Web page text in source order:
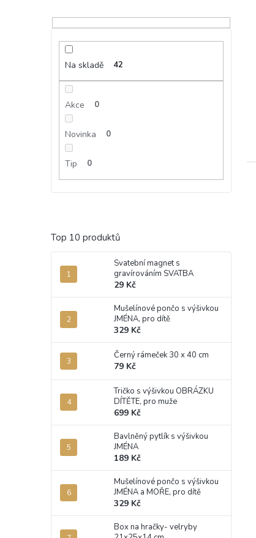
Na skladě 42
Akce 0
Novinka 0
Tip 0
Top 10 produktů
Svatební magnet s
gravírováním SVATBA
29 Kč
Mušelínové pončo s výšivkou
JMÉNA, pro dítě
329 Kč
Černý rámeček 30 x 40 cm
79 Kč
Tričko s výšivkou OBRÁZKU
DÍTĚTE, pro muže
699 Kč
Bavlněný pytlík s výšivkou
JMÉNA
189 Kč
Mušelínové pončo s výšivkou
JMÉNA a MOŘE, pro dítě
329 Kč
Box na hračky- velryby